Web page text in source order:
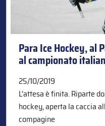
Para Ice Hockey, al
al campionato
25/10/2019
L’attesa è finita. Riparte
hockey, aperta la caccia
compagine